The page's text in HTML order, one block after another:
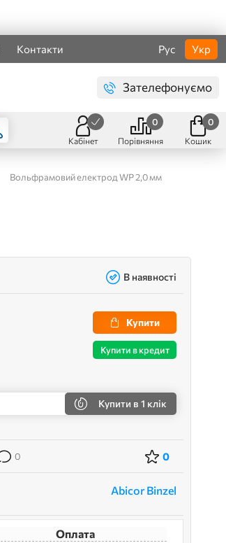
Контакти Рус Укр
Зателефонуємо
Кабінет Порівняння
0
Кошик
0
Вольфрамовий електрод WP 2,0 мм
В наявності
Купити
Купити в кредит
Купити в 1 клік
0 0
Abicor Binzel
Оплата